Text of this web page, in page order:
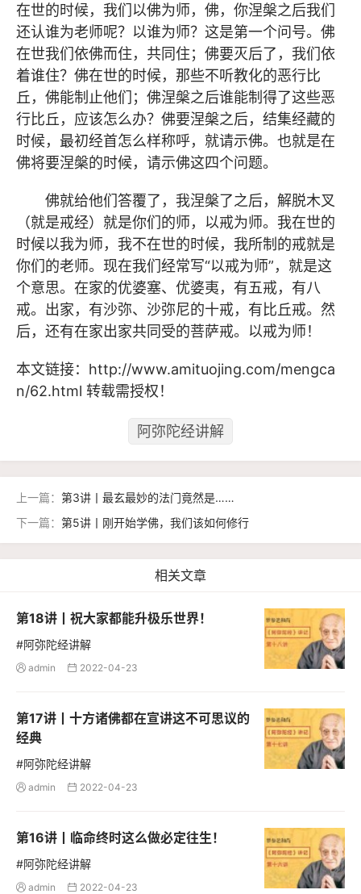
在世的时候，我们以佛为师，佛，你涅槃之后我们
还认谁为老师呢？以谁为师？这是第一个问号。佛
在世我们依佛而住，共同住；佛要灭后了，我们依
着谁住？佛在世的时候，那些不听教化的恶行比
丘，佛能制止他们；佛涅槃之后谁能制得了这些恶
行比丘，应该怎么办？佛要涅槃之后，结集经藏的
时候，最初经首怎么样称呼，就请示佛。也就是在
佛将要涅槃的时候，请示佛这四个问题。
佛就给他们答覆了，我涅槃了之后，解脱木叉
（就是戒经）就是你们的师，以戒为师。我在世的
时候以我为师，我不在世的时候，我所制的戒就是
你们的老师。现在我们经常写“以戒为师”，就是这
个意思。在家的优婆塞、优婆夷，有五戒，有八
戒。出家，有沙弥、沙弥尼的十戒，有比丘戒。然
后，还有在家出家共同受的菩萨戒。以戒为师！
本文链接： http://www.amituojing.com/mengca
n/62.html 转载需授权！
阿弥陀经讲解
上一篇： 第3讲丨最玄最妙的法门竟然是……
下一篇： 第5讲丨刚开始学佛，我们该如何修行
相关文章
第18讲丨祝大家都能升极乐世界！
#阿弥陀经讲解
 admin  2022-04-23
第17讲丨十方诸佛都在宣讲这不可思议的
经典
#阿弥陀经讲解
 admin  2022-04-23
第16讲丨临命终时这么做必定往生！
#阿弥陀经讲解
 admin  2022-04-23